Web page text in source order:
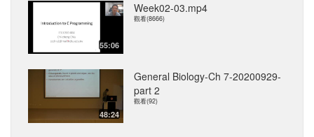
55:06
Week02-03.mp4
觀看(8666)
48:24
General Biology-Ch 7-20200929-
part 2
觀看(92)